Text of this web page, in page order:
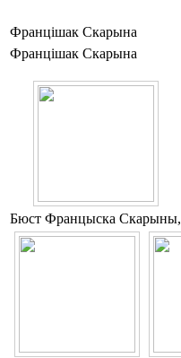
Францішак Скарына
Францішак Скарына
Бюст Францыска Скарыны,